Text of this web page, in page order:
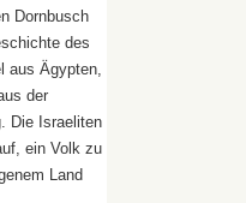
Dornbusch
des
aus Ägypten,
der
Die Israeliten
ein Volk zu
Land